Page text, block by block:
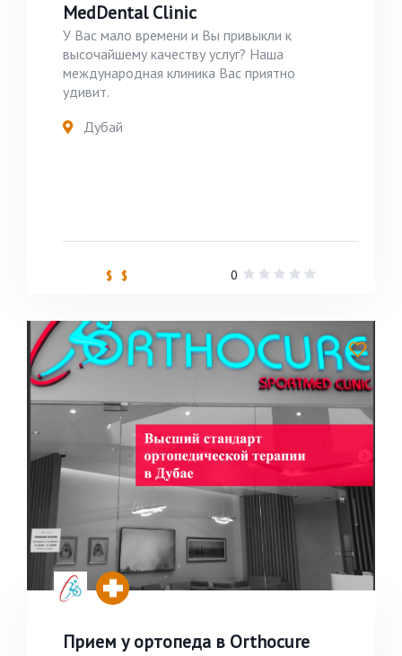
MedDental Clinic
У Вас мало времени и Вы привыкли к
высочайшему качеству услуг? Наша
международная клиника Вас приятно
удивит.
Дубай
$ $ 0
Прием у ортопеда в Orthocure